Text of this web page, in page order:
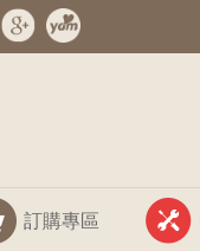
訂購專區